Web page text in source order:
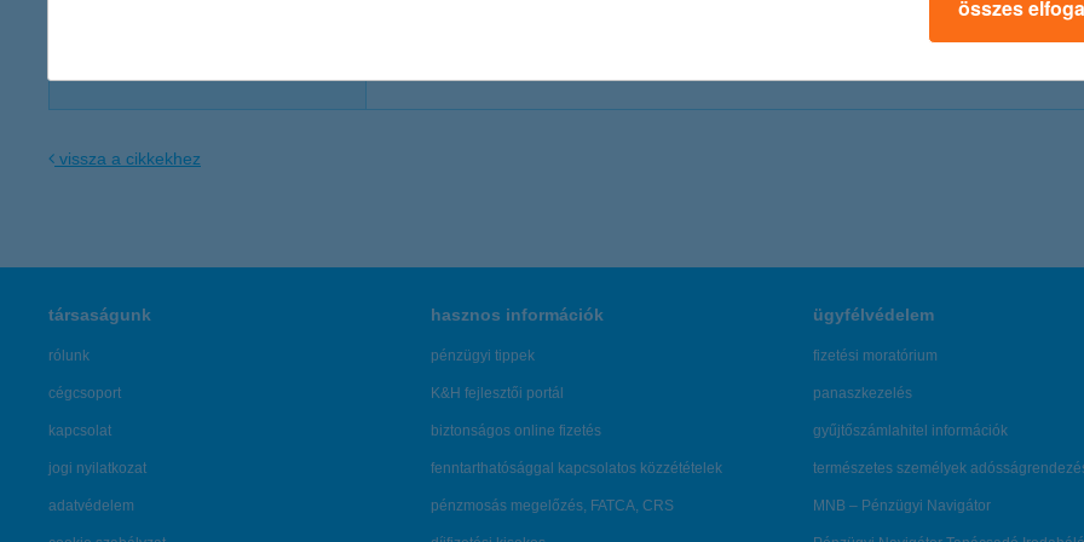
vissza a cikkekhez
társaságunk
rólunk
cégcsoport
kapcsolat
jogi nyilatkozat
adatvédelem
hasznos információk
pénzügyi tippek
K&H fejlesztői portál
biztonságos online fizetés
fenntarthatósággal kapcsolatos közzétételek
pénzmosás megelőzés, FATCA, CRS
ügyfélvédelem
fizetési moratórium
panaszkezelés
gyűjtőszámlahitel információk
természetes személyek
MNB – Pénzügyi Navigátor
összes